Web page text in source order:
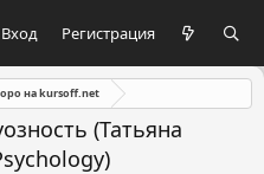
Вход Регистрация
на kursoff.net
(Татьяна